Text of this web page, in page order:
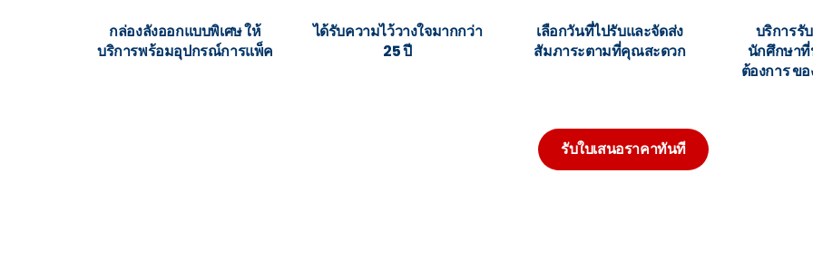
กล่องลังออกแบบพิเศษ ให้
บริการพร้อมอุปกรณ์การแพ็ค
ได้รับความไว้วางใจมากกว่า
25 ปี
เลือกวันที่ไปรับและจัดส่ง
สัมภาระตามที่คุณสะดวก
บริการรั
นักศึกษา
ต้องการ ข
รับใบเสนอราคาทันที